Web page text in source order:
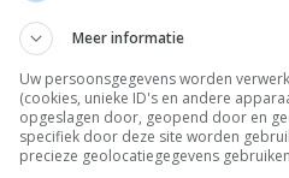
mooie opknapbeurt
Het Japanse bedrijf heeft
speelbaar zijn op de PS5.
het gaat. Wel heeft Sony
betekent dat dat we ervan uit
Meer informatie
Uw persoonsgegevens worden
(cookies, unieke ID's en andere
opgeslagen door, geopend door en
specifiek door deze site worden
precieze geolocatiegegevens